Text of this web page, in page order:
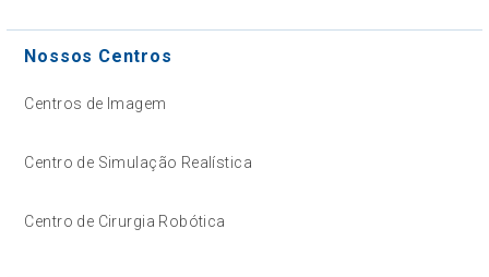
Nossos Centros
Centros de Imagem
Centro de Simulação Realística
Centro de Cirurgia Robótica